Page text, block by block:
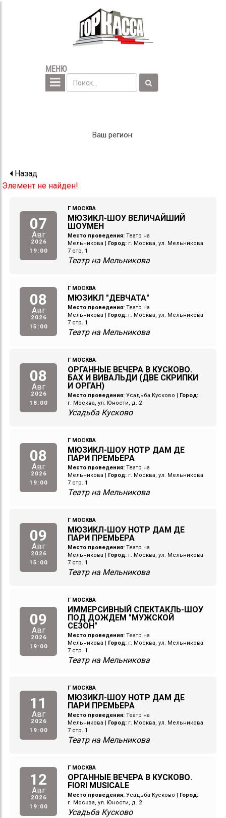
МЕНЮ
Ваш регион:
Назад
Элемент не найден!
07
Авг
2026
19:00
Г МОСКВА
МЮЗИКЛ-ШОУ ВЕЛИЧАЙШИЙ
ШОУМЕН
Место проведения: Театр на
Мельникова
Город: г. Москва, ул. Мельникова
7 стр. 1
Театр на Мельникова
08
Авг
2026
15:00
Г МОСКВА
МЮЗИКЛ "ДЕВЧАТА"
Место проведения: Театр на
Мельникова
Город: г. Москва, ул. Мельникова
7 стр. 1
Театр на Мельникова
08
Авг
2026
18:00
Г МОСКВА
ОРГАННЫЕ ВЕЧЕРА В КУСКОВО.
БАХ И ВИВАЛЬДИ (ДВЕ СКРИПКИ
И ОРГАН)
Место проведения: Усадьба Кусково
Город:
г. Москва, ул. Юности, д. 2
Усадьба Кусково
08
Авг
2026
19:00
Г МОСКВА
МЮЗИКЛ-ШОУ НОТР ДАМ ДЕ
ПАРИ ПРЕМЬЕРА
Место проведения: Театр на
Мельникова
Город: г. Москва, ул. Мельникова
7 стр. 1
Театр на Мельникова
09
Авг
2026
15:00
Г МОСКВА
МЮЗИКЛ-ШОУ НОТР ДАМ ДЕ
ПАРИ ПРЕМЬЕРА
Место проведения: Театр на
Мельникова
Город: г. Москва, ул. Мельникова
7 стр. 1
Театр на Мельникова
09
Авг
2026
19:00
Г МОСКВА
ИММЕРСИВНЫЙ СПЕКТАКЛЬ-ШОУ
ПОД ДОЖДЕМ "МУЖСКОЙ
СЕЗОН"
Место проведения: Театр на
Мельникова
Город: г. Москва, ул. Мельникова
7 стр. 1
Театр на Мельникова
11
Авг
2026
19:00
Г МОСКВА
МЮЗИКЛ-ШОУ НОТР ДАМ ДЕ
ПАРИ ПРЕМЬЕРА
Место проведения: Театр на
Мельникова
Город: г. Москва, ул. Мельникова
7 стр. 1
Театр на Мельникова
12
Авг
2026
19:00
Г МОСКВА
ОРГАННЫЕ ВЕЧЕРА В КУСКОВО.
FIORI MUSICALE
Место проведения: Усадьба Кусково
Город:
г. Москва, ул. Юности, д. 2
Усадьба Кусково